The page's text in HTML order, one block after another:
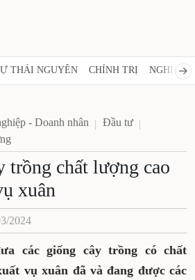
THÁI NGUYÊN CHÍNH TRỊ NGHỊ
- Doanh nhân
Đầu tư
trồng chất lượng cao
xuân
2024
các giống cây trồng có chất
vụ xuân đã và đang được các